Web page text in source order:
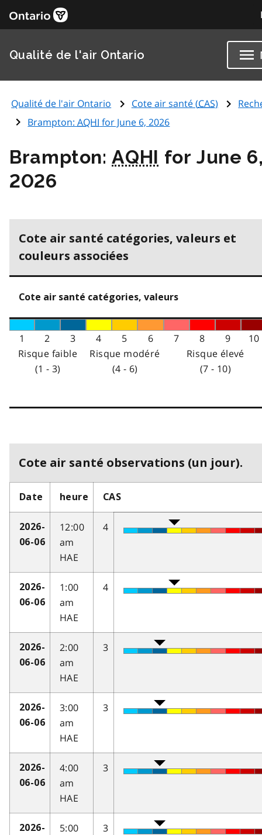
Qualité de l'air Ontario
Qualité de l'air Ontario Cote air santé (CAS)
Brampton:AQHI for June 6, 2026
Brampton:AQHI for June
2026
Cote air santé catégories, valeurs et
couleurs associées
Cote air santé catégories, valeurs
1 2 3 4 5 6 7 8 9
10
Risque faible
(1 - 3)
Risque modéré
(4 - 6)
Risque élevé
(7 - 10)
Cote air santé observations (un jour).
Date heure CAS
2026-
06-06
12:00
am
HAE
4
2026-
06-06
1:00
am
HAE
4
2026-
06-06
2:00
am
HAE
3
2026-
06-06
3:00
am
HAE
3
2026-
06-06
4:00
am
HAE
3
2026-
5:00
3